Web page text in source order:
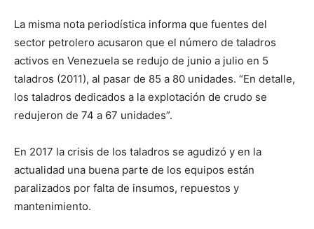
La misma nota periodística informa que fuentes del
sector petrolero acusaron que el número de taladros
activos en Venezuela se redujo de junio a julio en 5
taladros (2011), al pasar de 85 a 80 unidades. “En detalle,
los taladros dedicados a la explotación de crudo se
redujeron de 74 a 67 unidades”.
En 2017 la crisis de los taladros se agudizó y en la
actualidad una buena parte de los equipos están
paralizados por falta de insumos, repuestos y
mantenimiento.